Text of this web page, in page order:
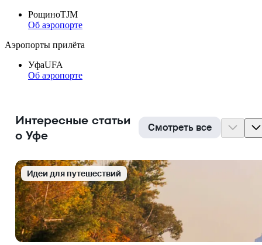
РощиноTJM
Об аэропорте
Аэропорты прилёта
УфаUFA
Об аэропорте
Интересные статьи
о Уфе
Смотреть все
Идеи для путешествий